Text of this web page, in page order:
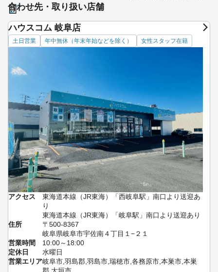
合わせ先・取り扱い店舗
ハウスコム 岐阜店
土日営業 年中無休（年末年始などを除く） 女性スタッフ在籍
アクセス
東海道本線（JR東海）「西岐阜駅」南口より送迎あ
り
東海道本線（JR東海）「岐阜駅」南口より送迎あり
住所
〒500-8367
岐阜県岐阜市宇佐南４丁目１−２１
営業時間
10:00～18:00
定休日
水曜日
営業エリア岐阜市,羽島郡,羽島市,瑞穂市,各務原市,本巣市,本巣